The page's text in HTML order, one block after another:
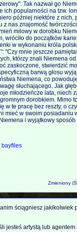
Tak nazwał go
ich popularności na tzw.
później niektóre z
z nas znajomość
milowy w dorobku
wróciło do początków
w wykonaniu króla
"Czy mnie jeszcze
którzy znali Niemena
zaskoczone, stwierdzić
barwą głosu
Niemena, co
słuchającego. Jak
młodzieńcze lata,
dorobkiem.
w te pracę bez reszty, o
mieć w swoim
i wyjątkowy
bayfiles
Zmieniony
ściągniesz jakikolwiek
jesteś artystą lub agentem